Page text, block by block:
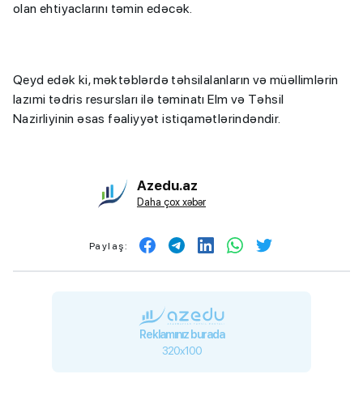
olan ehtiyaclarını təmin edəcək.
Qeyd edək ki, məktəblərdə təhsilalanların və müəllimlərin
lazımi tədris resursları ilə təminatı Elm və Təhsil
Nazirliyinin əsas fəaliyyət istiqamətlərindəndir.
Azedu.az
Daha çox xəbər
Paylaş:
Reklamınız burada
320x100